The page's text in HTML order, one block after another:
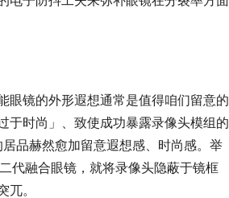
眼镜的外形遐想通常是值得咱们留意的
于时尚」、致使成功暴露录像头模组的
品赫然愈加留意遐想感、时尚感。举
代融合眼镜，就将录像头隐蔽于镜框
兀。